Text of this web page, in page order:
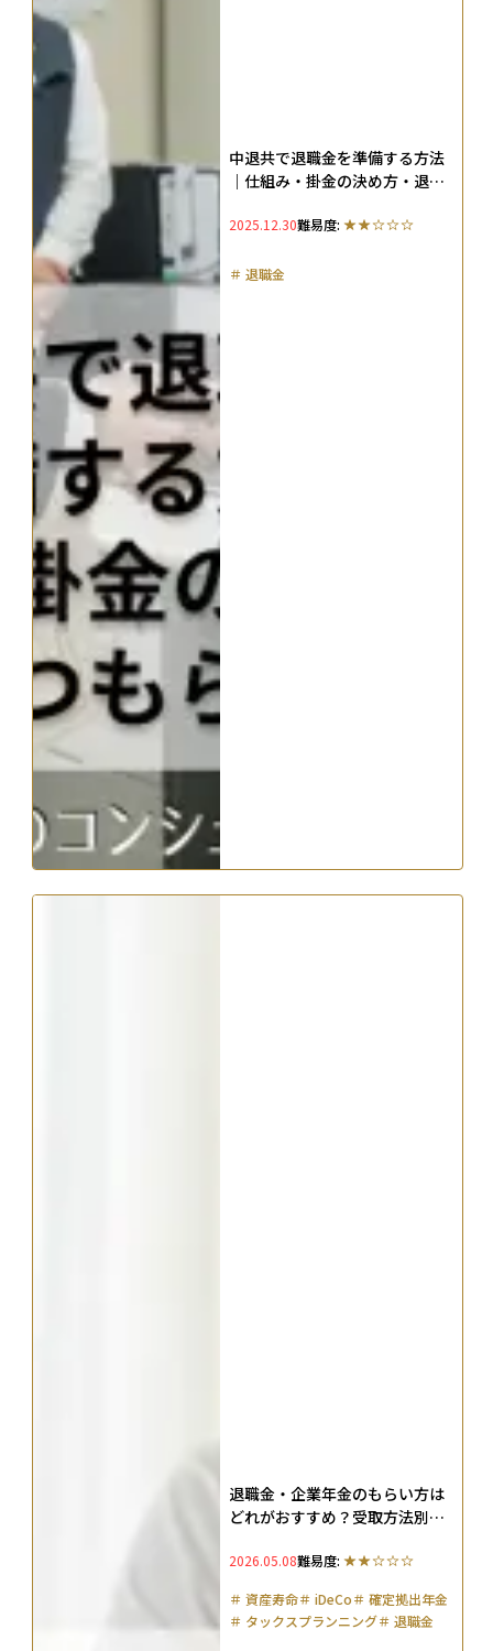
中退共で退職金を準備する方法
｜仕組み・掛金の決め方・退職
説
2025.12.30難易度:
＃ 退職金
退職金・企業年金のもらい方は
どれがおすすめ？受取方法別の
いためのコツを解説
2026.05.08難易度:
＃ 資産寿命＃ iDeCo＃ 確定拠出年金
＃ タックスプランニング＃ 退職金